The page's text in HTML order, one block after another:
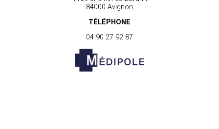
84000 Avignon
TÉLÉPHONE
04 90 27 92 87